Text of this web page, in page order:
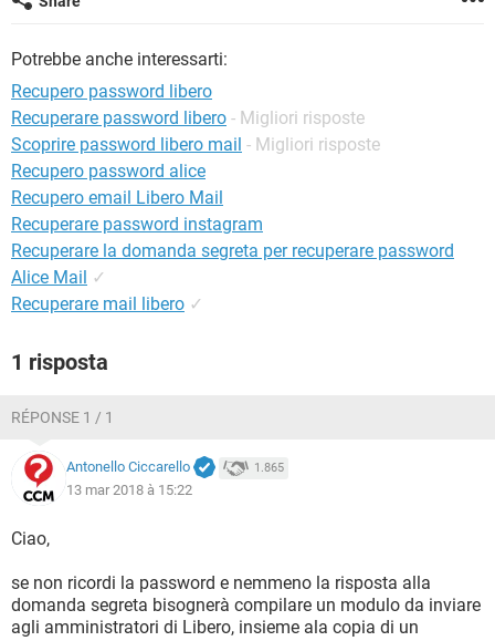
TIKTOK
Potrebbe anche interessarti:
Recupero password libero
Recuperare password libero - Migliori risposte
Scoprire password libero mail - Migliori risposte
Recupero password alice
Recupero email Libero Mail
Recuperare password instagram
Recuperare la domanda segreta per recuperare password
Alice Mail ✓
Recuperare mail libero ✓
1 risposta
RÉPONSE 1 / 1
Antonello Ciccarello 1.865
13 mar 2018 à 15:22
Ciao,
se non ricordi la password e nemmeno la risposta alla
domanda segreta bisognerà compilare un modulo da inviare
agli amministratori di Libero, insieme ala copia di un